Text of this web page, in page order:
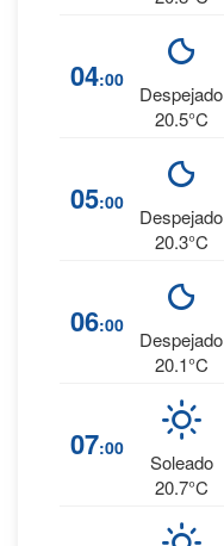
04:00
Despejado
20.5°C
05:00
Despejado
20.3°C
06:00
Despejado
20.1°C
07:00
Soleado
20.7°C